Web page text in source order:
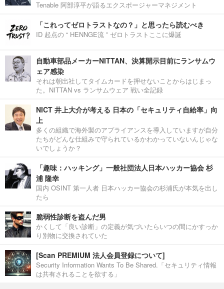
Tenable 阿部淳平が語るエクスポージャーマネジメント
「これってゼロトラストなの？」と思ったら読むべき
ID 起点の “ HENNGE流 ” ゼロトラストここに爆誕
自動車部品メーカーNITTAN、決算開示目前にランサムウ
ェア感染
それは朝出社してタイムカードを押せないことからはじまっ
た。NITTAN vs ランサムウェア 戦い全記録
NICT 井上大介が考える 日本の「セキュリティ自給率」向
上
多くの組織で海外製のアプライアンスを導入していますが自分
たちがどんな仕組みで守られているかわかっていないんじゃな
いでしょうか？
「趣味：ハッキング」一般社団法人日本ハッカー協会 杉
浦 隆幸
国内 OSINT 第一人者 日本ハッカー協会の杉浦氏が本気を出し
たら
脆弱性診断を盗んだ男
かくして「良い診断」の定義が気づいたらいつの間にかすっか
り別物に交換されていた
[Scan PREMIUM 法人会員登録について]
Security Information Wants To Be Shared.「セキュリティ情報
は共有されることを欲する」